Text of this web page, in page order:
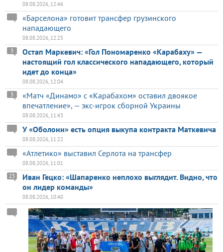
08.08.2026, 12:46
«Барселона» готовит трансфер грузинского
нападающего
08.08.2026, 12:25
Остап Маркевич: «Гол Пономаренко «Карабаху» —
настоящий гол классического нападающего, который
идет до конца»
3
08.08.2026, 12:04
«Матч «Динамо» с «Карабахом» оставил двоякое
впечатление», — экс-игрок сборной Украины
3
08.08.2026, 11:43
У «Оболони» есть опция выкупа контракта Маткевича
08.08.2026, 11:22
«Атлетико» выставил Серлота на трансфер
08.08.2026, 11:01
Иван Гецко: «Шапаренко неплохо выглядит. Видно, что
он лидер команды»
23
08.08.2026, 10:40